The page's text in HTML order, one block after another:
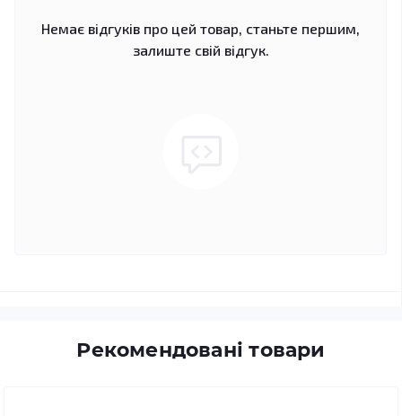
Немає відгуків про цей товар, станьте першим,
залиште свій відгук.
Рекомендовані товари